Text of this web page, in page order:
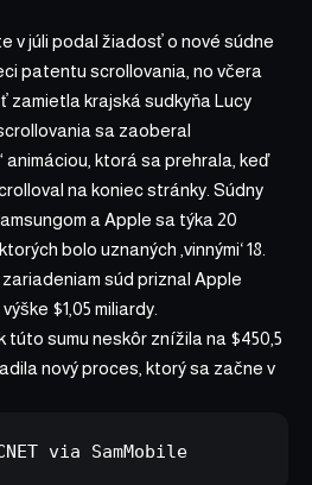
v júli podal žiadosť o nové súdne
patentu scrollovania, no včera
zamietla krajská sudkyňa Lucy
sa zaoberal
animáciou, ktorá sa prehrala, keď
na koniec stránky. Súdny
a Apple sa týka 20
bolo uznaných ‚vinnými‘ 18.
súd priznal Apple
$1,05 miliardy.
túto sumu neskôr znížila na $450,5
nový proces, ktorý sa začne v
via SamMobile